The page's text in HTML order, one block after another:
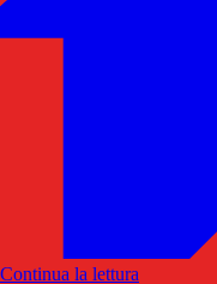
Continua la lettura